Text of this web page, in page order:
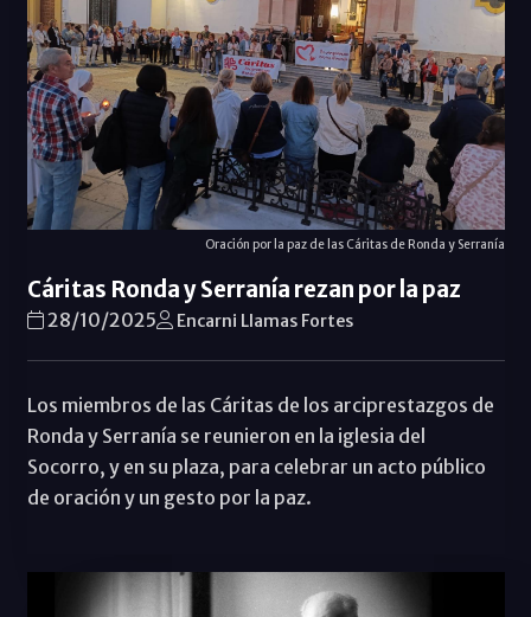
Oración por la paz de las Cáritas de Ronda y Serranía
Cáritas Ronda y Serranía rezan por la paz
28/10/2025 Encarni Llamas Fortes
Los miembros de las Cáritas de los arciprestazgos de
Ronda y Serranía se reunieron en la iglesia del
Socorro, y en su plaza, para celebrar un acto público
de oración y un gesto por la paz.